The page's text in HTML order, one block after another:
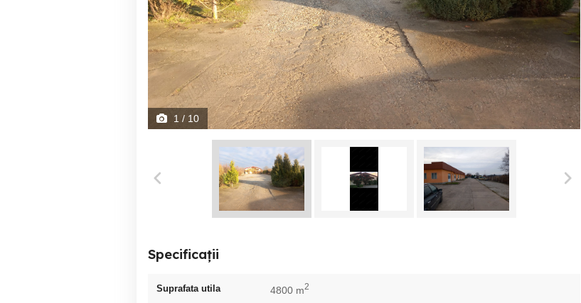
1 / 10
Specificații
Suprafata utila 4800 m2